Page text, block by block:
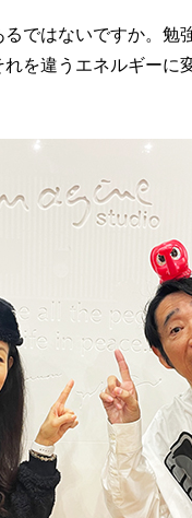
ではないですか。勉
を違うエネルギーに